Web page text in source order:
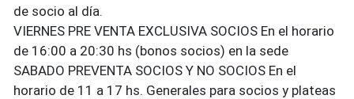
de socio al día.
VIERNES PRE VENTA EXCLUSIVA SOCIOS En el horario
de 16:00 a 20:30 hs (bonos socios) en la sede
SABADO PREVENTA SOCIOS Y NO SOCIOS En el
horario de 11 a 17 hs. Generales para socios y plateas